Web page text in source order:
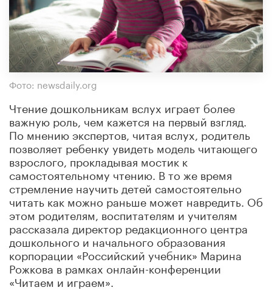
Фото: newsdaily.org
Чтение дошкольникам вслух играет более
важную роль, чем кажется на первый взгляд.
По мнению экспертов, читая вслух, родитель
позволяет ребенку увидеть модель читающего
взрослого, прокладывая мостик к
самостоятельному чтению. В то же время
стремление научить детей самостоятельно
читать как можно раньше может навредить. Об
этом родителям, воспитателям и учителям
рассказала директор редакционного центра
дошкольного и начального образования
корпорации «Российский учебник» Марина
Рожкова в рамках онлайн-конференции
«Читаем и играем».